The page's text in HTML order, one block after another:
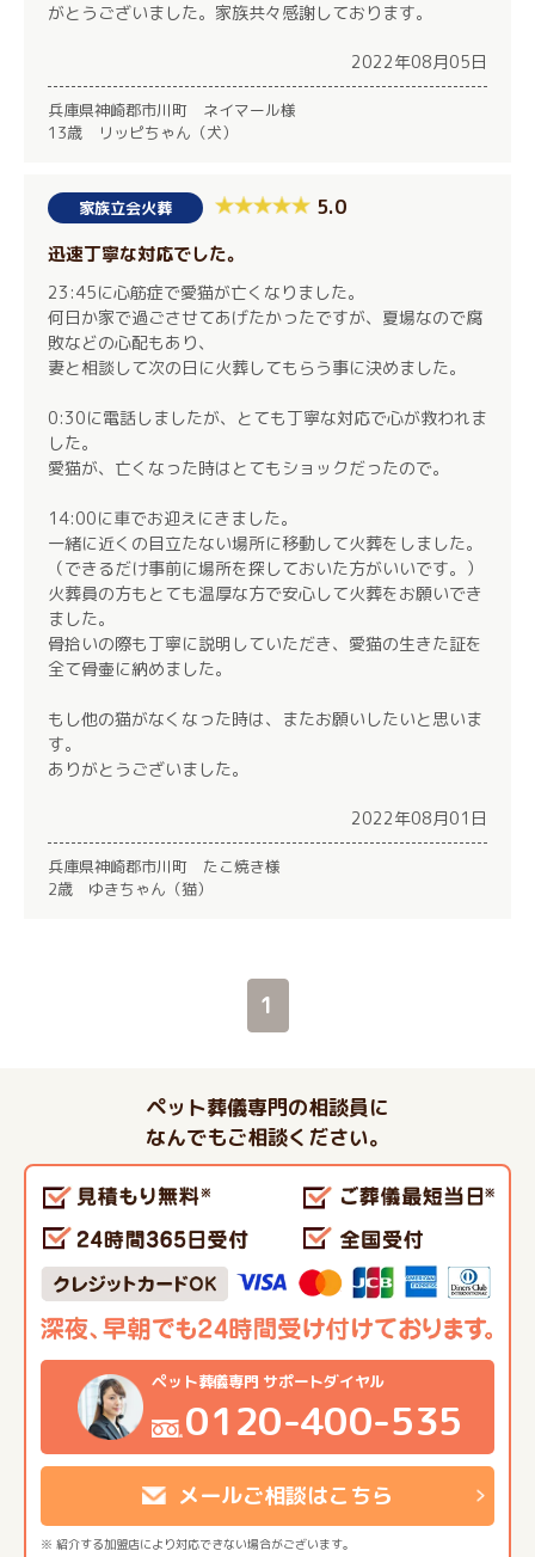
がとうございました。家族共々感謝しております。
2022年08月05日
兵庫県神崎郡市川町 ネイマール様
13歳 リッピちゃん（犬）
家族立会火葬 5.0
迅速丁寧な対応でした。
23:45に心筋症で愛猫が亡くなりました。
何日か家で過ごさせてあげたかったですが、夏場なので腐
敗などの心配もあり、
妻と相談して次の日に火葬してもらう事に決めました。
0:30に電話しましたが、とても丁寧な対応で心が救われま
した。
愛猫が、亡くなった時はとてもショックだったので。
14:00に車でお迎えにきました。
一緒に近くの目立たない場所に移動して火葬をしました。
（できるだけ事前に場所を探しておいた方がいいです。）
火葬員の方もとても温厚な方で安心して火葬をお願いでき
ました。
骨拾いの際も丁寧に説明していただき、愛猫の生きた証を
全て骨壷に納めました。
もし他の猫がなくなった時は、またお願いしたいと思いま
す。
ありがとうございました。
2022年08月01日
兵庫県神崎郡市川町 たこ焼き様
2歳 ゆきちゃん（猫）
1
ペット葬儀専門の相談員に
なんでもご相談ください。
※ 紹介する加盟店により対応できない場合がございます。
メールご相談はこちら
ペット葬儀専門 サポートダイヤル
0120-400-535